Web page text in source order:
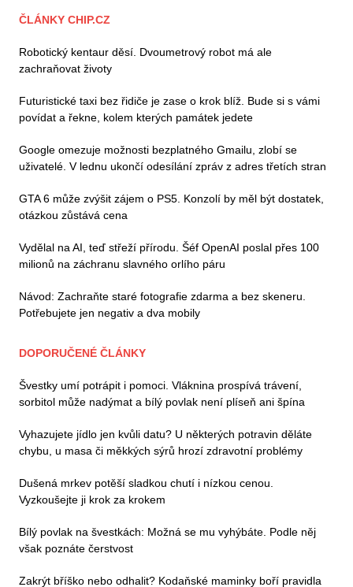
ČLÁNKY CHIP.CZ
Robotický kentaur děsí. Dvoumetrový robot má ale
zachraňovat životy
Futuristické taxi bez řidiče je zase o krok blíž. Bude si s vámi
povídat a řekne, kolem kterých památek jedete
Google omezuje možnosti bezplatného Gmailu, zlobí se
uživatelé. V lednu ukončí odesílání zpráv z adres třetích stran
GTA 6 může zvýšit zájem o PS5. Konzolí by měl být dostatek,
otázkou zůstává cena
Vydělal na AI, teď střeží přírodu. Šéf OpenAI poslal přes 100
milionů na záchranu slavného orlího páru
Návod: Zachraňte staré fotografie zdarma a bez skeneru.
Potřebujete jen negativ a dva mobily
DOPORUČENÉ ČLÁNKY
Švestky umí potrápit i pomoci. Vláknina prospívá trávení,
sorbitol může nadýmat a bílý povlak není plíseň ani špína
Vyhazujete jídlo jen kvůli datu? U některých potravin děláte
chybu, u masa či měkkých sýrů hrozí zdravotní problémy
Dušená mrkev potěší sladkou chutí i nízkou cenou.
Vyzkoušejte ji krok za krokem
Bílý povlak na švestkách: Možná se mu vyhýbáte. Podle něj
však poznáte čerstvost
Zakrýt bříško nebo odhalit? Kodaňské maminky boří pravidla